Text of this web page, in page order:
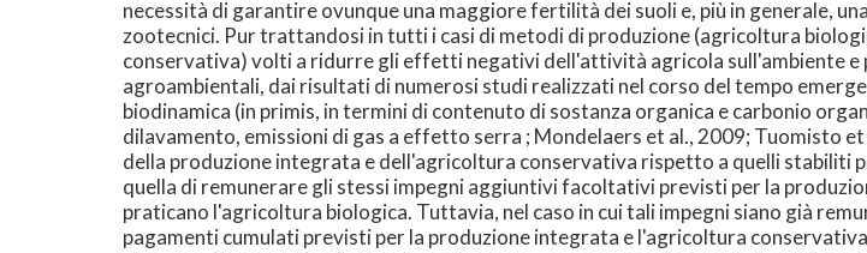
necessità di garantire ovunque una maggiore fertilità dei suoli e, più in generale,
zootecnici. Pur trattandosi in tutti i casi di metodi di produzione (agricoltura
conservativa) volti a ridurre gli effetti negativi dell'attività agricola sull'ambiente
agroambientali, dai risultati di numerosi studi realizzati nel corso del tempo
biodinamica (in primis, in termini di contenuto di sostanza organica e carbonio
dilavamento, emissioni di gas a effetto serra ; Mondelaers et al., 2009; Tuomisto
della produzione integrata e dell'agricoltura conservativa rispetto a quelli stabiliti
quella di remunerare gli stessi impegni aggiuntivi facoltativi previsti per la
praticano l'agricoltura biologica. Tuttavia, nel caso in cui tali impegni siano già
pagamenti cumulati previsti per la produzione integrata e l'agricoltura